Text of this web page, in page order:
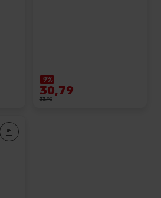
-9%
30,79
33,90